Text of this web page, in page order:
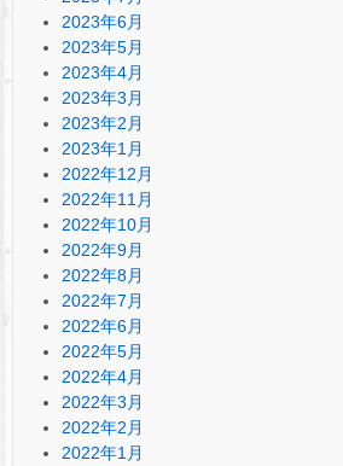
2023年6月
2023年5月
2023年4月
2023年3月
2023年2月
2023年1月
2022年12月
2022年11月
2022年10月
2022年9月
2022年8月
2022年7月
2022年6月
2022年5月
2022年4月
2022年3月
2022年2月
2022年1月